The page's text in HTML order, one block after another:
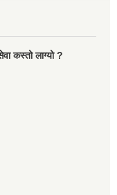
कस्तो लाग्यो ?